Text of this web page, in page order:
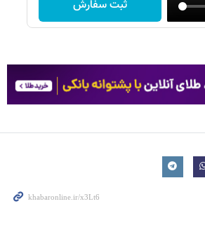
ثبت سفارش